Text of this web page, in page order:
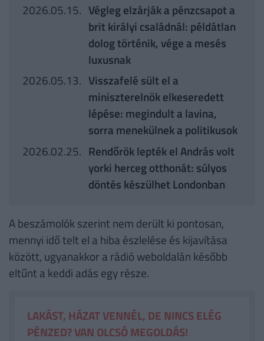
2026.05.15. Végleg elzárják a pénzcsapot a
brit királyi családnál: példátlan
dolog történik, vége a mesés
luxusnak
2026.05.13. Visszafelé sült el a
miniszterelnök elkeseredett
lépése: megindult a lavina,
sorra menekülnek a politikusok
2026.02.25. Rendőrök lepték el András volt
yorki herceg otthonát: súlyos
döntés készülhet Londonban
A beszámolók szerint nem derült ki pontosan,
mennyi idő telt el a hiba észlelése és kijavítása
között, ugyanakkor a rádió weboldalán később
eltűnt a keddi adás egy része.
LAKÁST, HÁZAT VENNÉL, DE NINCS ELÉG
PÉNZED? VAN OLCSÓ MEGOLDÁS!